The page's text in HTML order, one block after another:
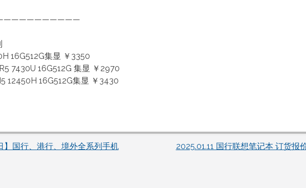
16G512G集显 ￥3350
7430U 16G512G 集显 ￥2970
12450H 16G512G集显 ￥3430
】国行、港行、境外全系列手机
2025.01.11 国行联想笔记本 订货报